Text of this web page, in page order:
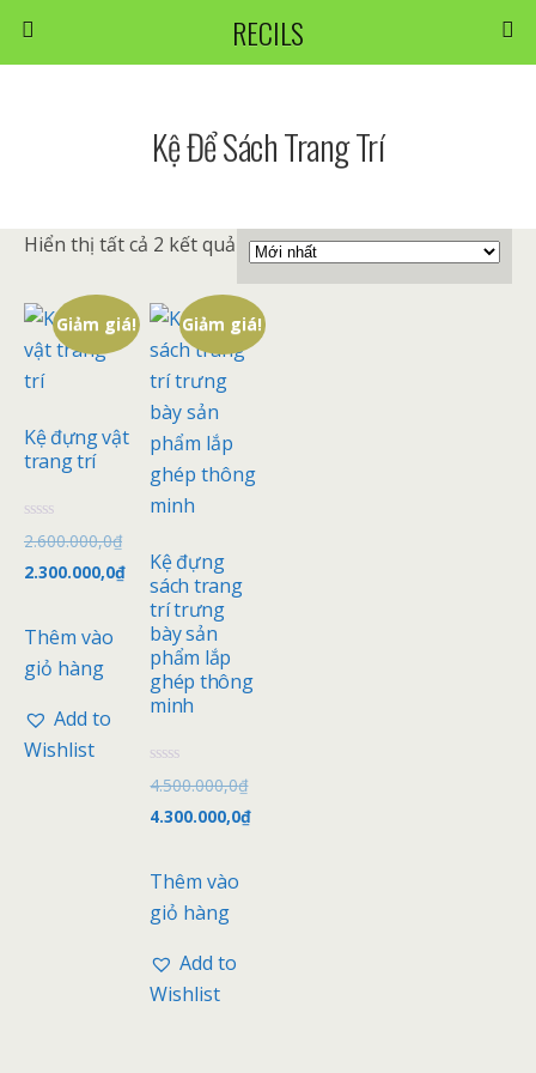
RECILS
Kệ Để Sách Trang Trí
Hiển thị tất cả 2 kết quả
Giảm giá!
Kệ đựng vật
trang trí
Đ
ư
ợ
c
p
h
n
5
a
2.600.000,0₫
2.300.000,0₫
Thêm vào
giỏ hàng
Add to
Wishlist
Giảm giá!
Kệ đựng
sách trang
trí trưng
bày sản
phẩm lắp
ghép thông
minh
Đ
ư
ợ
c
p
h
n
5
a
4.500.000,0₫
4.300.000,0₫
Thêm vào
giỏ hàng
Add to
Wishlist